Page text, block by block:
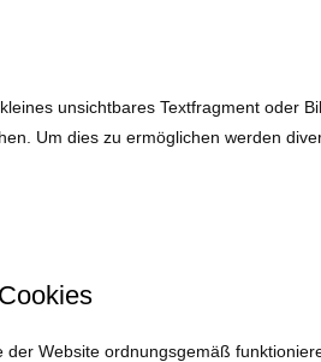
unsichtbares Textfragment oder
Um dies zu ermöglichen werden
der Website ordnungsgemäß